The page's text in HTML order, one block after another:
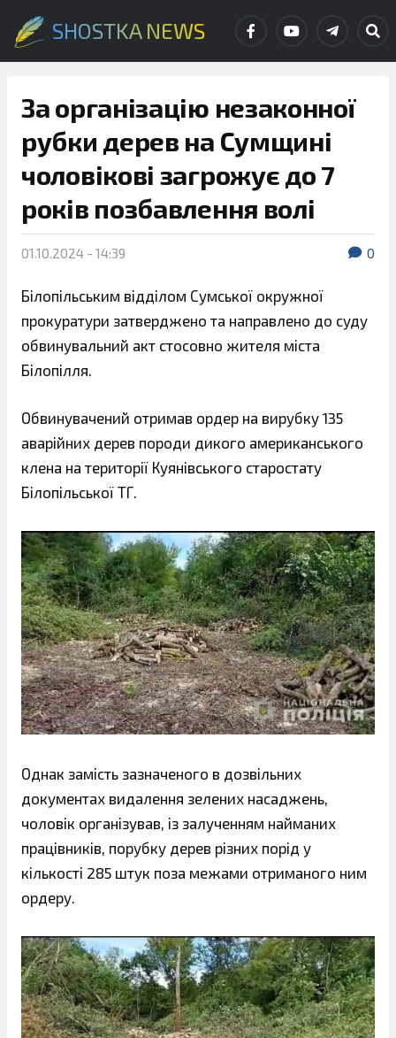
SHOSTKA NEWS
За організацію незаконної
рубки дерев на Сумщині
чоловікові загрожує до 7
років позбавлення волі
01.10.2024 - 14:39 0
Білопільським відділом Сумської окружної
прокуратури затверджено та направлено до суду
обвинувальний акт стосовно жителя міста
Білопілля.
Обвинувачений отримав ордер на вирубку 135
аварійних дерев породи дикого американського
клена на території Куянівського старостату
Білопільської ТГ.
Однак замість зазначеного в дозвільних
документах видалення зелених насаджень,
чоловік організував, із залученням найманих
працівників, порубку дерев різних порід у
кількості 285 штук поза межами отриманого ним
ордеру.